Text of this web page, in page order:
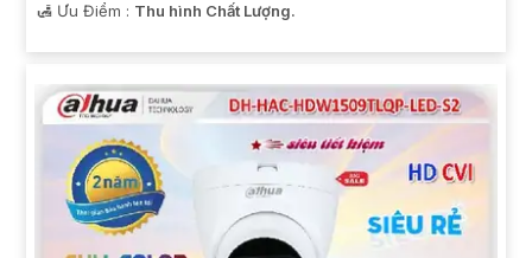
️🛃 Ưu Điểm : Thu hình Chất Lượng.